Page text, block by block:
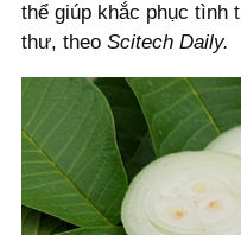
thể giúp khắc phục tình
thư, theo Scitech Daily.